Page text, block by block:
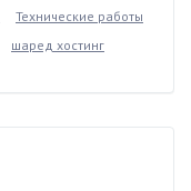
Технические работы
шаред хостинг